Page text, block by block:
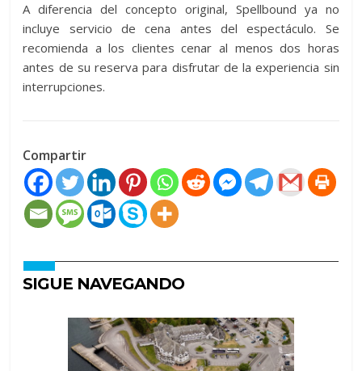
A diferencia del concepto original, Spellbound ya no
incluye servicio de cena antes del espectáculo. Se
recomienda a los clientes cenar al menos dos horas
antes de su reserva para disfrutar de la experiencia sin
interrupciones.
Compartir
SIGUE NAVEGANDO